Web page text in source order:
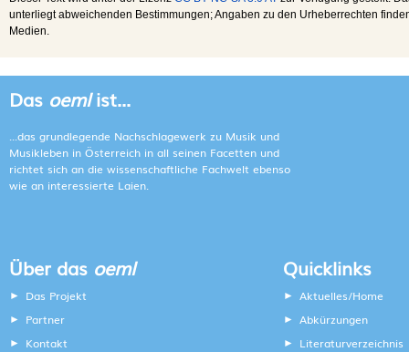
unterliegt abweichenden Bestimmungen; Angaben zu den Urheberrechten
Medien.
Das oemlist...
...das grundlegende Nachschlagewerk zu Musik und
Musikleben in Österreich in all seinen Facetten und
richtet sich an die wissenschaftliche Fachwelt ebenso
wie an interessierte Laien.
Über das oeml
Das Projekt
Partner
Kontakt
Quicklinks
Aktuelles/Home
Abkürzungen
Literaturverzeichnis